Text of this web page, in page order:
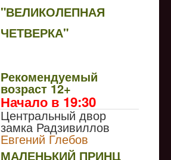
"ВЕЛИКОЛЕПНАЯ
ЧЕТВЕРКА"
Рекомендуемый
возраст 12+
Начало в 19:30
Центральный двор
замка Радзивиллов
Евгений Глебов
МАЛЕНЬКИЙ ПРИНЦ